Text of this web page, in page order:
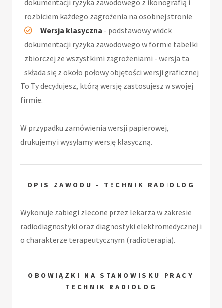
dokumentacji ryzyka zawodowego z ikonografią i
rozbiciem każdego zagrożenia na osobnej stronie
Wersja klasyczna - podstawowy widok
dokumentacji ryzyka zawodowego w formie tabelki
zbiorczej ze wszystkimi zagrożeniami - wersja ta
składa się z około połowy objętości wersji graficznej
To Ty decydujesz, którą wersję zastosujesz w swojej
firmie.
W przypadku zamówienia wersji papierowej,
drukujemy i wysyłamy wersję klasyczną.
OPIS ZAWODU - TECHNIK RADIOLOG
Wykonuje zabiegi zlecone przez lekarza w zakresie
radiodiagnostyki oraz diagnostyki elektromedycznej i
o charakterze terapeutycznym (radioterapia).
OBOWIĄZKI NA STANOWISKU PRACY
TECHNIK RADIOLOG